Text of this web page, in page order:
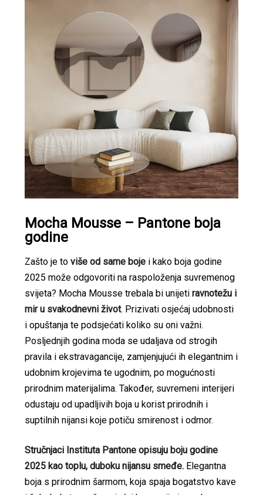
Mocha Mousse – Pantone boja
godine
Zašto je toviše od same boje i kako boja godine
2025 može odgovoriti na raspoloženja suvremenog
svijeta? Mocha Mousse trebala bi unijetiravnotežu i
mir u svakodnevni život. Prizivati osjećaj udobnosti
i opuštanja te podsjećati koliko su oni važni.
Posljednjih godina moda se udaljava od strogih
pravila i ekstravagancije, zamjenjujući ih elegantnim i
udobnim krojevima te ugodnim, po mogućnosti
prirodnim materijalima. Također, suvremeni interijeri
odustaju od upadljivih boja u korist prirodnih i
suptilnih nijansi koje potiču smirenost i odmor.
Stručnjaci Instituta Pantone opisuju boju godine
2025 kao toplu, duboku nijansu smeđe. Elegantna
boja s prirodnim šarmom, koja spaja bogatstvo kave